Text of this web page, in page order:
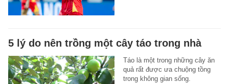
5 lý do nên trồng một cây táo trong nhà
Táo là một trong những cây ăn
quả rất được ưa chuộng tồng
trong không gian sống.